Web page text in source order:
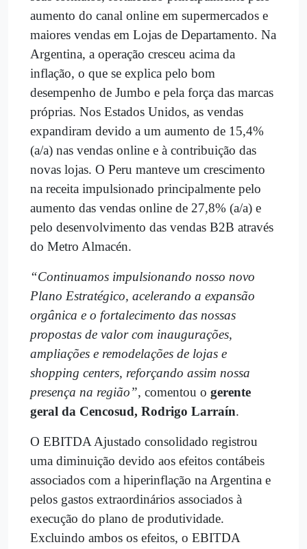
aumento do canal online em supermercados e
maiores vendas em Lojas de Departamento. Na
Argentina, a operação cresceu acima da
inflação, o que se explica pelo bom
desempenho de Jumbo e pela força das marcas
próprias. Nos Estados Unidos, as vendas
expandiram devido a um aumento de 15,4%
(a/a) nas vendas online e à contribuição das
novas lojas. O Peru manteve um crescimento
na receita impulsionado principalmente pelo
aumento das vendas online de 27,8% (a/a) e
pelo desenvolvimento das vendas B2B através
do Metro Almacén.
“Continuamos impulsionando nosso novo
Plano Estratégico, acelerando a expansão
orgânica e o fortalecimento das nossas
propostas de valor com inaugurações,
ampliações e remodelações de lojas e
shopping centers, reforçando assim nossa
presença na região”, comentou o gerente
geral da Cencosud, Rodrigo Larraín.
O EBITDA Ajustado consolidado registrou
uma diminuição devido aos efeitos contábeis
associados com a hiperinflação na Argentina e
pelos gastos extraordinários associados à
execução do plano de produtividade.
Excluindo ambos os efeitos, o EBITDA